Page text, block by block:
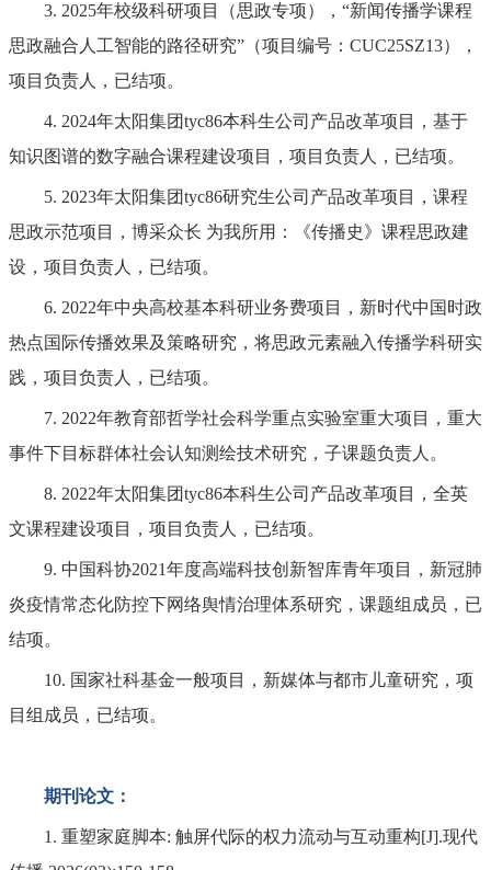
3. 2025年校级科研项目（思政专项），“新闻传播学课程
思政融合人工智能的路径研究”（项目编号：CUC25SZ13），
项目负责人，已结项。
4. 2024年太阳集团tyc86本科生公司产品改革项目，基于
知识图谱的数字融合课程建设项目，项目负责人，已结项。
5. 2023年太阳集团tyc86研究生公司产品改革项目，课程
思政示范项目，博采众长 为我所用：《传播史》课程思政建
设，项目负责人，已结项。
6. 2022年中央高校基本科研业务费项目，新时代中国时政
热点国际传播效果及策略研究，将思政元素融入传播学科研实
践，项目负责人，已结项。
7. 2022年教育部哲学社会科学重点实验室重大项目，重大
事件下目标群体社会认知测绘技术研究，子课题负责人。
8. 2022年太阳集团tyc86本科生公司产品改革项目，全英
文课程建设项目，项目负责人，已结项。
9. 中国科协2021年度高端科技创新智库青年项目，新冠肺
炎疫情常态化防控下网络舆情治理体系研究，课题组成员，已
结项。
10. 国家社科基金一般项目，新媒体与都市儿童研究，项
目组成员，已结项。
期刊论文：
1. 重塑家庭脚本: 触屏代际的权力流动与互动重构[J].现代